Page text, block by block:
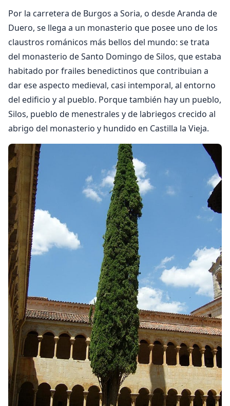
Por la carretera de Burgos a Soria, o desde Aranda de
Duero, se llega a un mo­nasterio que posee uno de los
claustros ro­mánicos más bellos del mundo: se trata
del monasterio de Santo Domingo de Silos, que estaba
habitado por frailes benedictinos que contribuian a
dar ese aspecto me­dieval, casi intemporal, al entorno
del edificio y al pueblo. Porque también hay un pueblo,
Silos, pueblo de menestrales y de labriegos crecido al
abrigo del mo­nasterio y hundido en Castilla la Vieja.